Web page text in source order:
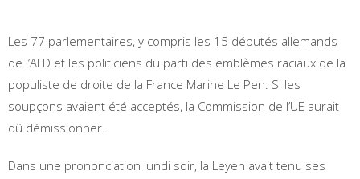
Les 77 parlementaires, y compris les 15 députés allemands
de l’AFD et les politiciens du parti des emblèmes raciaux de la
populiste de droite de la France Marine Le Pen. Si les
soupçons avaient été acceptés, la Commission de l’UE aurait
dû démissionner.
Dans une prononciation lundi soir, la Leyen avait tenu ses